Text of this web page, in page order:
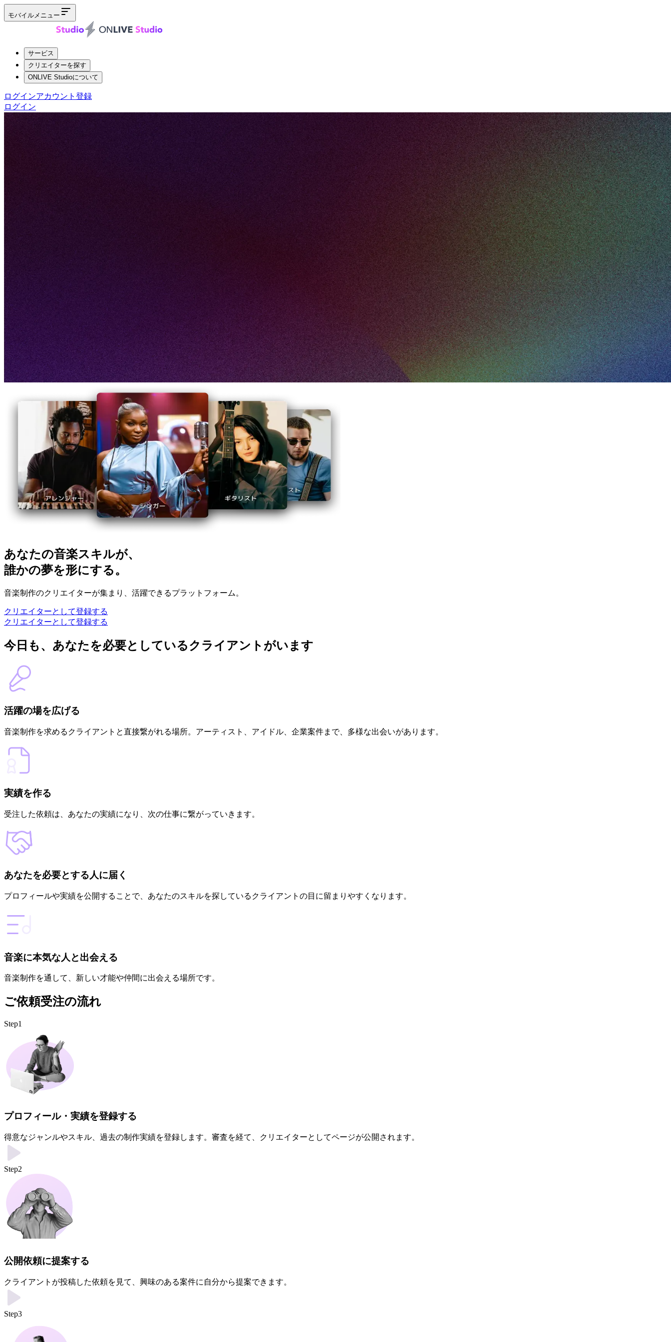
モバイルメニュー
サービス
クリエイターを探す
ONLIVE Studioについて
ログインアカウント登録
ログイン
あなたの音楽スキルが、
誰かの夢を形にする。
音楽制作のクリエイターが集まり、活躍できるプラットフォーム。
クリエイターとして登録する
クリエイターとして登録する
今日も、あなたを必要としているクライアントがいます
活躍の場を広げる
音楽制作を求めるクライアントと直接繋がれる場所。アーティスト、アイドル、企業案件まで、多様な出会いがあります。
実績を作る
受注した依頼は、あなたの実績になり、次の仕事に繋がっていきます。
あなたを必要とする人に届く
プロフィールや実績を公開することで、あなたのスキルを探しているクライアントの目に留まりやすくなります。
音楽に本気な人と出会える
音楽制作を通して、新しい才能や仲間に出会える場所です。
ご依頼受注の流れ
Step1
プロフィール・実績を登録する
得意なジャンルやスキル、過去の制作実績を登録します。審査を経て、クリエイターとしてページが公開されます。
Step2
公開依頼に提案する
クライアントが投稿した依頼を見て、興味のある案件に自分から提案できます。
Step3